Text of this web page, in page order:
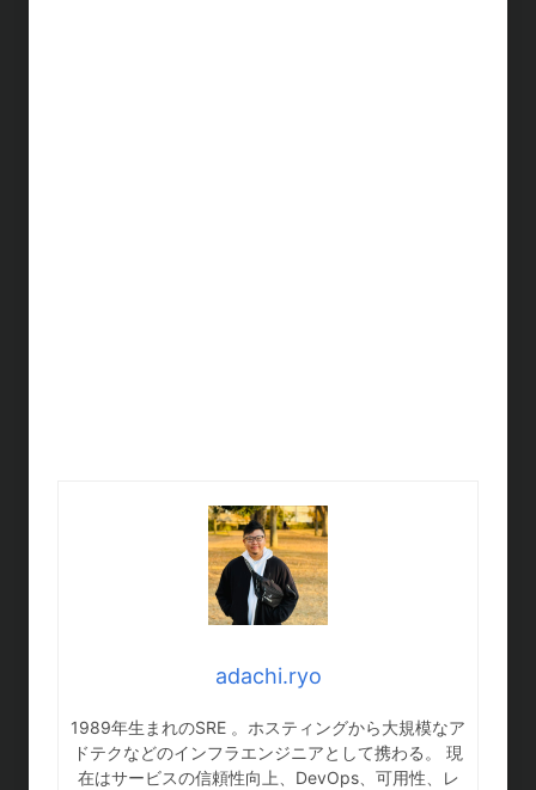
adachi.ryo
1989年生まれのSRE 。ホスティングから大規模なア
ドテクなどのインフラエンジニアとして携わる。 現
在はサービスの信頼性向上、DevOps、可用性、レ